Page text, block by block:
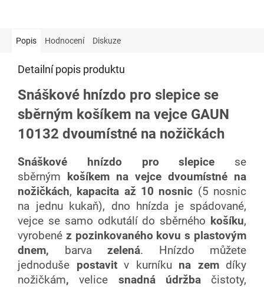
Popis Hodnocení Diskuze
Detailní popis produktu
Snáškové hnízdo pro slepice se
sběrným košíkem na vejce GAUN
10132 dvoumístné na nožičkách
Snáškové hnízdo pro slepice se
sběrným košíkem na vejce dvoumístné na
nožičkách, kapacita až 10 nosnic (5 nosnic
na jednu kukaň), dno hnízda je spádované,
vejce se samo odkutálí do sběrného košíku,
vyrobené z pozinkovaného kovu s plastovým
dnem, barvazelená. Hnízdo můžete
jednoduše postavitv kurníku na zem díky
nožičkám,velice snadná údržba čistoty,